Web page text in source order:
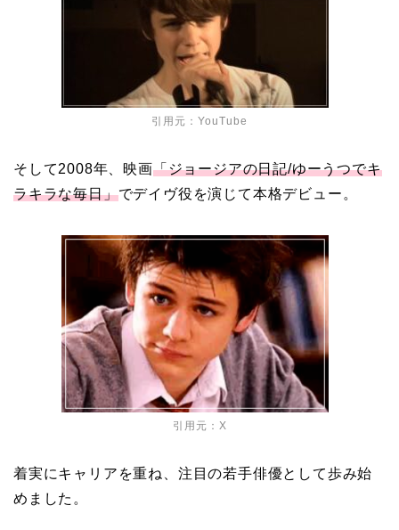
引用元： YouTube
そして2008年、映画「ジョージアの日記/ゆーうつでキ
ラキラな毎日」でデイヴ役を演じて本格デビュー。
引用元： X
着実にキャリアを重ね、注目の若手俳優として歩み始
めました。